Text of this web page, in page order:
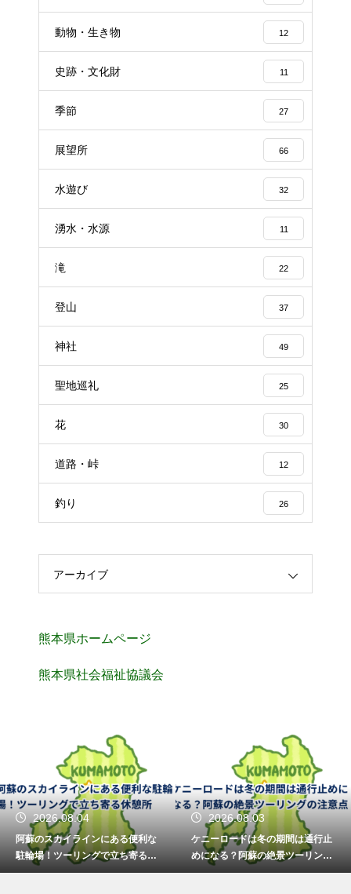
動物・生き物 12
史跡・文化財 11
季節 27
展望所 66
水遊び 32
湧水・水源 11
滝 22
登山 37
神社 49
聖地巡礼 25
花 30
道路・峠 12
釣り 26
アーカイブ
熊本県ホームページ
熊本県社会福祉協議会
2026.08.04
阿蘇のスカイラインにある便利な
駐輪場！ツーリングで立ち寄る休
憩所
2026.08.03
ケニーロードは冬の期間は通行止
めになる？阿蘇の絶景ツーリング
の注意点